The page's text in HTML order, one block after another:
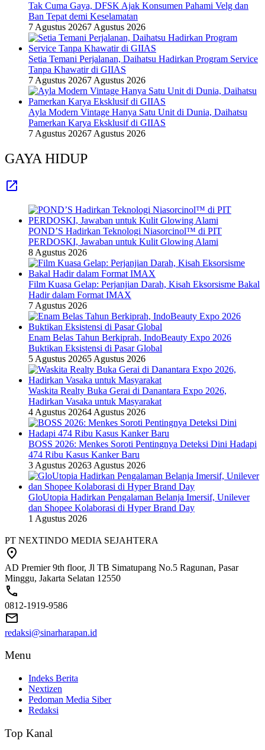
Tak Cuma Gaya, DFSK Ajak Konsumen Pahami Velg dan
Ban Tepat demi Keselamatan
7 Agustus 20267 Agustus 2026
Setia Temani Perjalanan, Daihatsu Hadirkan Program Service
Tanpa Khawatir di GIIAS
7 Agustus 20267 Agustus 2026
Ayla Modern Vintage Hanya Satu Unit di Dunia, Daihatsu
Pamerkan Karya Eksklusif di GIIAS
7 Agustus 20267 Agustus 2026
GAYA HIDUP
POND’S Hadirkan Teknologi Niasorcinol™ di PIT
PERDOSKI, Jawaban untuk Kulit Glowing Alami
8 Agustus 2026
Film Kuasa Gelap: Perjanjian Darah, Kisah Eksorsisme Bakal
Hadir dalam Format IMAX
7 Agustus 2026
Enam Belas Tahun Berkiprah, IndoBeauty Expo 2026
Buktikan Eksistensi di Pasar Global
5 Agustus 20265 Agustus 2026
Waskita Realty Buka Gerai di Danantara Expo 2026,
Hadirkan Vasaka untuk Masyarakat
4 Agustus 20264 Agustus 2026
BOSS 2026: Menkes Soroti Pentingnya Deteksi Dini Hadapi
474 Ribu Kasus Kanker Baru
3 Agustus 20263 Agustus 2026
GloUtopia Hadirkan Pengalaman Belanja Imersif, Unilever
dan Shopee Kolaborasi di Hyper Brand Day
1 Agustus 2026
PT NEXTINDO MEDIA SEJAHTERA
AD Premier 9th floor, Jl TB Simatupang No.5 Ragunan, Pasar
Minggu, Jakarta Selatan 12550
0812-1919-9586
redaksi@sinarharapan.id
Menu
Indeks Berita
Nextizen
Pedoman Media Siber
Redaksi
Top Kanal